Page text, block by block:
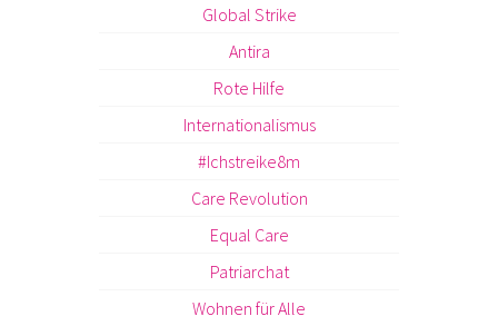
Global Strike
Antira
Rote Hilfe
Internationalismus
#Ichstreike8m
Care Revolution
Equal Care
Patriarchat
Wohnen für Alle